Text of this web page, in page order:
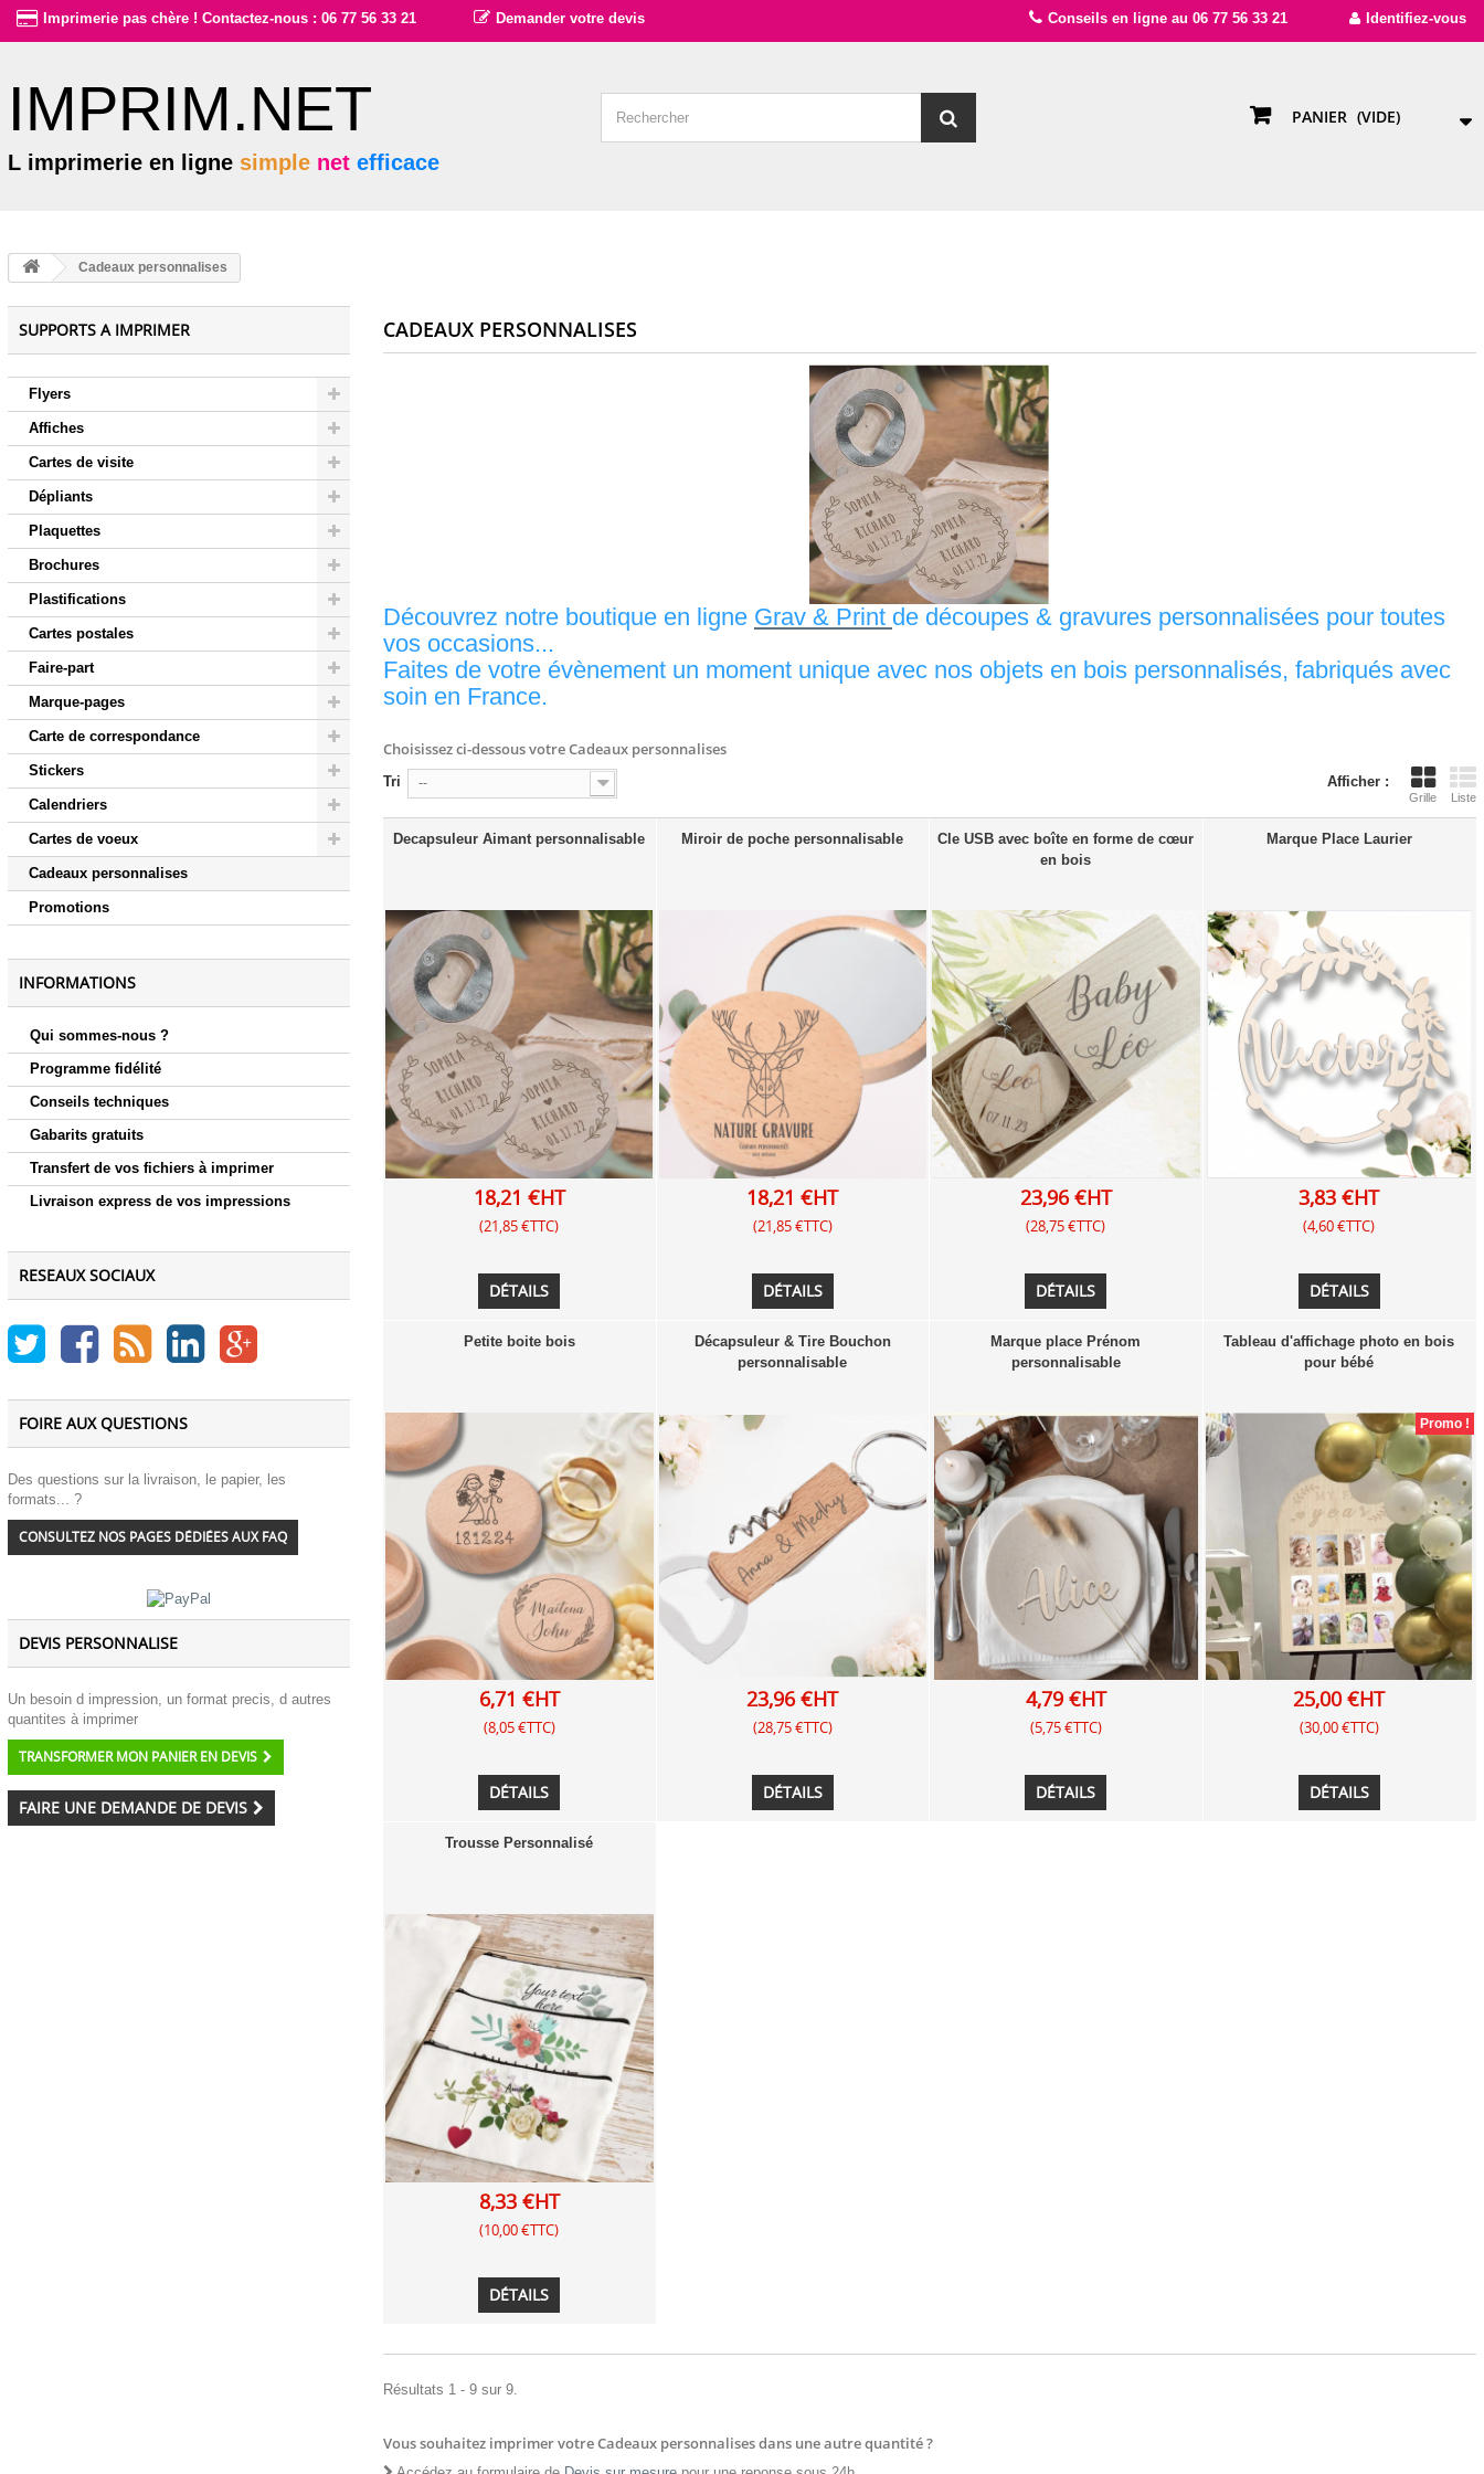
Conseils en ligne au 06 77 56 33 21 Identifiez-vous
Imprimerie pas chère ! Contactez-nous : 06 77 56 33 21 Demander votre devis
IMPRIM.NET
L imprimerie en ligne simple net efficace
PANIER (VIDE)
Cadeaux personnalises
SUPPORTS A IMPRIMER
Flyers
Affiches
Cartes de visite
Dépliants
Plaquettes
Brochures
Plastifications
Cartes postales
Faire-part
Marque-pages
Carte de correspondance
Stickers
Calendriers
Cartes de voeux
Cadeaux personnalises
Promotions
INFORMATIONS
Qui sommes-nous ?
Programme fidélité
Conseils techniques
Gabarits gratuits
Transfert de vos fichiers à imprimer
Livraison express de vos impressions
RESEAUX SOCIAUX
FOIRE AUX QUESTIONS
Des questions sur la livraison, le papier, les
formats... ?
CONSULTEZ NOS PAGES DÉDIÉES AUX FAQ
DEVIS PERSONNALISE
Un besoin d impression, un format precis, d autres
quantites à imprimer
TRANSFORMER MON PANIER EN DEVIS
FAIRE UNE DEMANDE DE DEVIS
CADEAUX PERSONNALISES
Découvrez notre boutique en ligne Grav & Print de découpes & gravures personnalisées pour toutes
vos occasions...
Faites de votre évènement un moment unique avec nos objets en bois personnalisés, fabriqués avec
soin en France.
Choisissez ci-dessous votreCadeaux personnalises
Afficher :
Grille Liste
Tri --
Decapsuleur Aimant personnalisable
18,21 €HT
(21,85 €TTC)
DÉTAILS
Miroir de poche personnalisable
18,21 €HT
(21,85 €TTC)
DÉTAILS
Cle USB avec boîte en forme de cœur
en bois
23,96 €HT
(28,75 €TTC)
DÉTAILS
Marque Place Laurier
3,83 €HT
(4,60 €TTC)
DÉTAILS
Petite boite bois
6,71 €HT
(8,05 €TTC)
DÉTAILS
Décapsuleur & Tire Bouchon
personnalisable
23,96 €HT
(28,75 €TTC)
DÉTAILS
Marque place Prénom
personnalisable
4,79 €HT
(5,75 €TTC)
DÉTAILS
Tableau d'affichage photo en bois
pour bébé
Promo !
25,00 €HT
(30,00 €TTC)
DÉTAILS
Trousse Personnalisé
8,33 €HT
(10,00 €TTC)
DÉTAILS
Résultats 1 - 9 sur 9.
Vous souhaitez imprimer votre Cadeaux personnalises dans une autre quantité ?